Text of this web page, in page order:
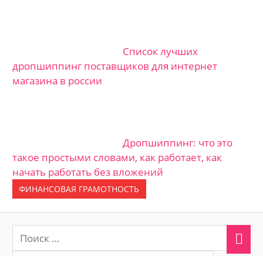
Список лучших
дропшиппинг поставщиков для интернет
магазина в россии
Дропшиппинг: что это
такое простыми словами, как работает, как
начать работать без вложений
ФИНАНСОВАЯ ГРАМОТНОСТЬ